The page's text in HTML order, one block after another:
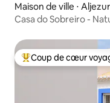
Maison de ville ⋅ Aljezur
Casa do Sobreiro -
Coups de cœur
Coup de cœur